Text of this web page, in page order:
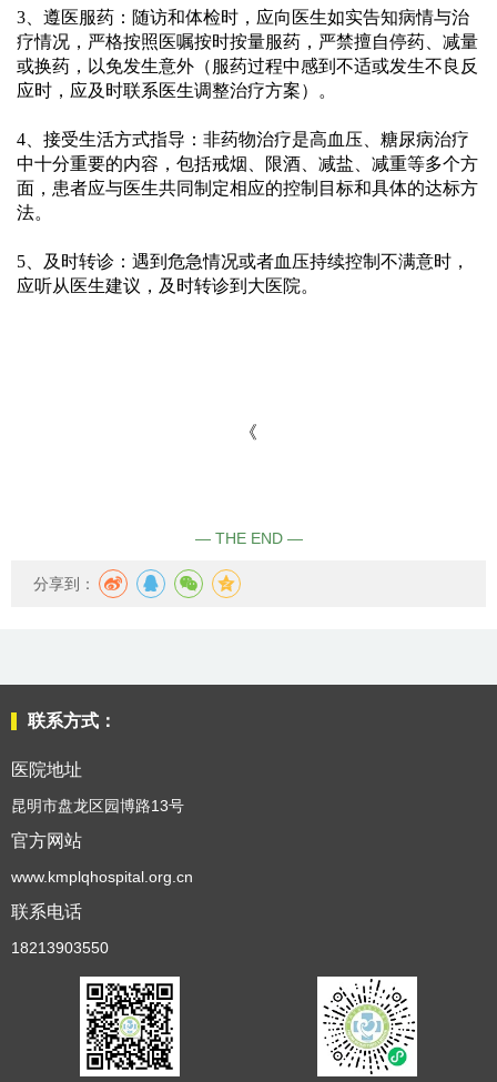
3、遵医服药：随访和体检时，应向医生如实告知病情与治
疗情况，严格按照医嘱按时按量服药，严禁擅自停药、减量
或换药，以免发生意外（服药过程中感到不适或发生不良反
应时，应及时联系医生调整治疗方案）。
4、接受生活方式指导：非药物治疗是高血压、糖尿病治疗
中十分重要的内容，包括戒烟、限酒、减盐、减重等多个方
面，患者应与医生共同制定相应的控制目标和具体的达标方
法。
5、及时转诊：遇到危急情况或者血压持续控制不满意时，
应听从医生建议，及时转诊到大医院。
《
— THE END —
分享到：
联系方式：
医院地址
昆明市盘龙区园博路13号
官方网站
www.kmplqhospital.org.cn
联系电话
18213903550